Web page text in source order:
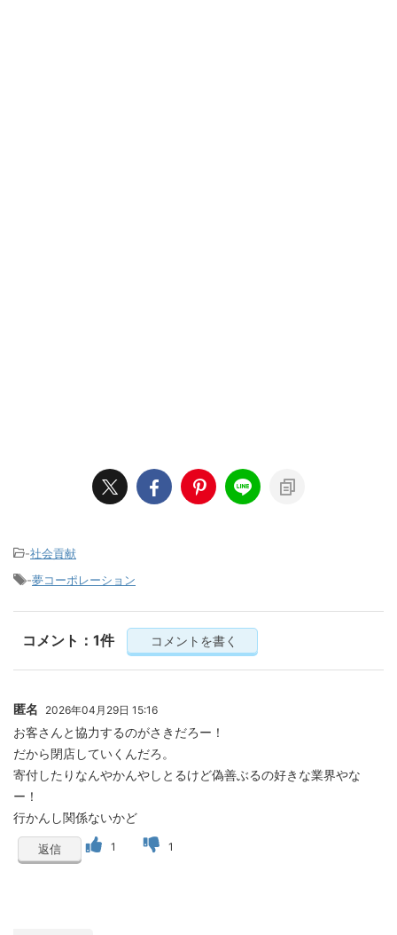
-社会貢献
-夢コーポレーション
コメント：1件 コメントを書く
匿名 2026年04月29日 15:16
お客さんと協力するのがさきだろー！
だから閉店していくんだろ。
寄付したりなんやかんやしとるけど偽善ぶるの好きな業界やな
ー！
行かんし関係ないかど
返信 1 1